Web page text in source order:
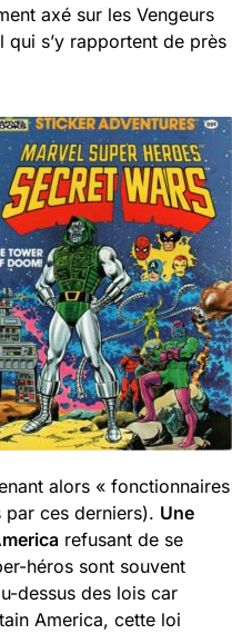
axé sur les Vengeurs
s’y rapportent de près
alors « fonctionnaires
par ces derniers). Une
refusant de se
héros sont souvent
dessus des lois car
America, cette loi